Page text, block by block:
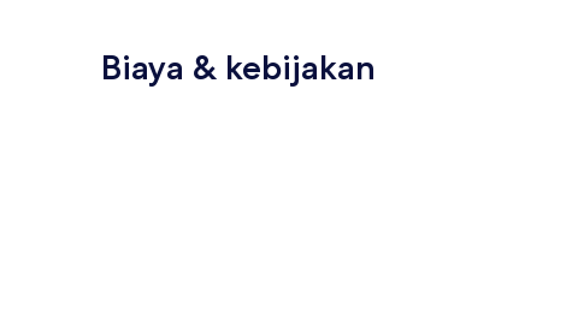
Biaya & kebijakan